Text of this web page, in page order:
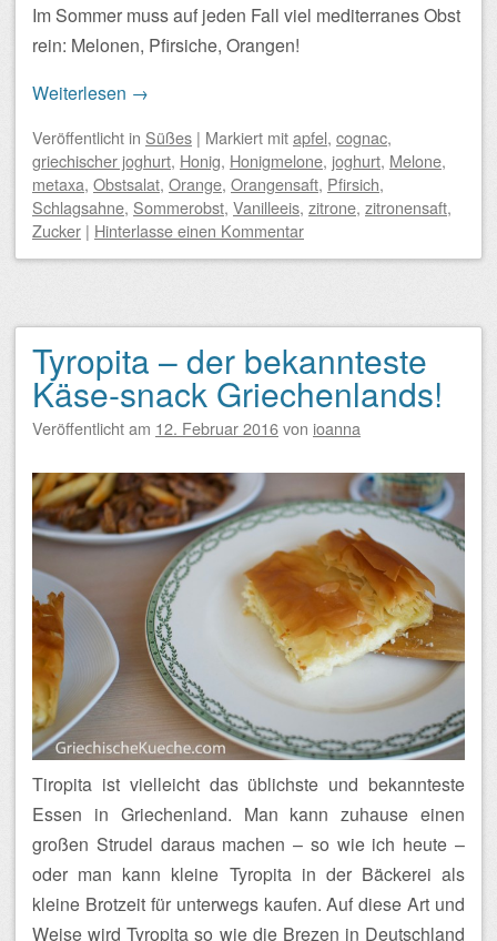
Im Sommer muss auf jeden Fall viel mediterranes Obst
rein: Melonen, Pfirsiche, Orangen!
Weiterlesen →
Veröffentlicht in Süßes | Markiert mitapfel, cognac,
griechischer joghurt, Honig, Honigmelone, joghurt, Melone,
metaxa, Obstsalat, Orange, Orangensaft, Pfirsich,
Schlagsahne, Sommerobst, Vanilleeis, zitrone, zitronensaft,
Zucker | Hinterlasse einen Kommentar
Tyropita – der bekannteste
Käse-snack Griechenlands!
Veröffentlicht am 12. Februar 2016von ioanna
Tiropita ist vielleicht das üblichste und bekannteste
Essen in Griechenland. Man kann zuhause einen
großen Strudel daraus machen – so wie ich heute –
oder man kann kleine Tyropita in der Bäckerei als
kleine Brotzeit für unterwegs kaufen. Auf diese Art und
Weise wird Tyropita so wie die Brezen in Deutschland